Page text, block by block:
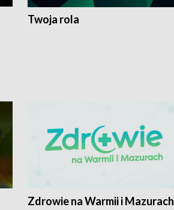
Twoja rola
Zdrowie na Warmii i Mazurach